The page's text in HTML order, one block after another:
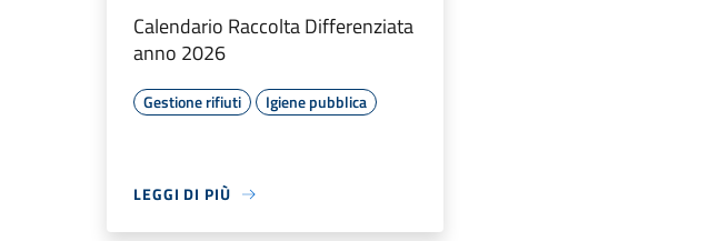
Calendario Raccolta Differenziata
anno 2026
Gestione rifiuti Igiene pubblica
LEGGI DI PIÙ